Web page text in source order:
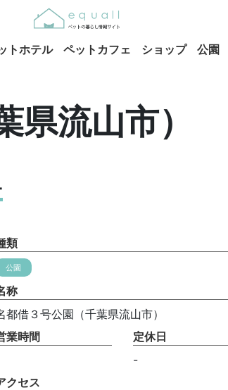
トホテル ペットカフェ ショップ 公園
流山市）
類
公園
称
都借３号公園（千葉県流山市）
業時間
定休日
-
クセス